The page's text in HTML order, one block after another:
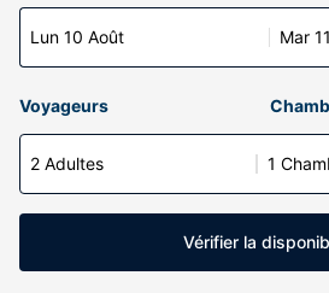
Lun 10 Août Mar
Voyageurs
2 Adultes 1
Vérifier la